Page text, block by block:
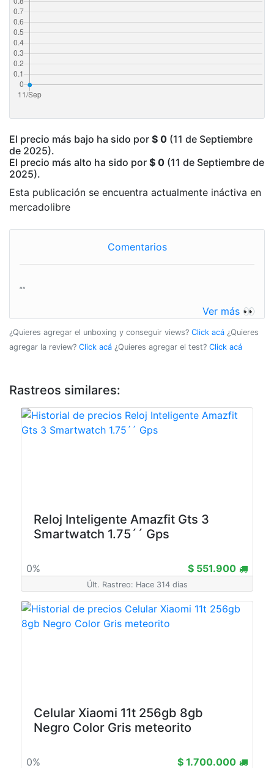
El precio más bajo ha sido por $ 0 (11 de Septiembre
de 2025).
El precio más alto ha sido por $ 0 (11 de Septiembre de
2025).
Esta publicación se encuentra actualmente ináctiva en
mercadolibre
Comentarios
""
Ver más 👀
¿Quieres agregar el unboxing y conseguir views? Click acá ¿Quieres
agregar la review? Click acá ¿Quieres agregar el test? Click acá
Rastreos similares:
Reloj Inteligente Amazfit Gts 3
Smartwatch 1.75´´ Gps
0% $ 551.900
Últ. Rastreo: Hace 314 dias
Celular Xiaomi 11t 256gb 8gb
Negro Color Gris meteorito
0% $ 1.700.000